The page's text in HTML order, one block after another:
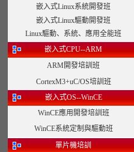
嵌入式Linux系統開發班
嵌入式Linux驅動開發班
Linux驅動、系統、應用全能班
嵌入式CPU--ARM
ARM開發培訓班
CortexM3+uC/OS培訓班
嵌入式OS--WinCE
WinCE應用開發培訓班
WinCE系統定制與驅動班
單片機培訓